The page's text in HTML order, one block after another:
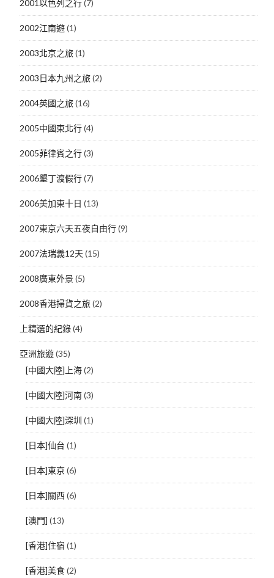
2001以色列之行(7)
2002江南遊(1)
2003北京之旅(1)
2003日本九州之旅(2)
2004英國之旅(16)
2005中國東北行(4)
2005菲律賓之行(3)
2006墾丁渡假行(7)
2006美加東十日 (13)
2007東京六天五夜自由行(9)
2007法瑞義12天(15)
2008廣東外景(5)
2008香港掃貨之旅(2)
上精選的紀錄(4)
亞洲旅遊(35)
[中國大陸]上海(2)
[中國大陸]河南(3)
[中國大陸]深圳 (1)
[日本]仙台 (1)
[日本]東京(6)
[日本]關西(6)
[澳門] (13)
[香港]住宿 (1)
[香港]美食(2)